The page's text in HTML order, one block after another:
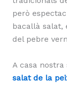
però
bacallà salat,
del pebre
A casa
salat de la